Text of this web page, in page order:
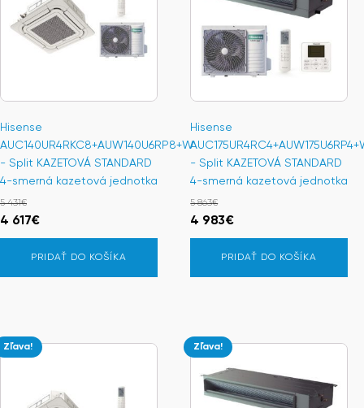
Hisense
AUC140UR4RKC8+AUW140U6RP8+W
- Split KAZETOVÁ STANDARD
4-smerná kazetová jednotka
5 431€
Pôvodná
cena
bola:
5
4 617€Aktuálna
cena
je:
4
PRIDAŤ DO KOŠÍKA
Hisense
- Split KAZETOVÁ STANDARD
4-smerná kazetová jednotka
5 863€
Pôvodná
cena
bola:
5
4 983€Aktuálna
cena
je:
4
PRIDAŤ DO KOŠÍKA
Zľava! Zľava!